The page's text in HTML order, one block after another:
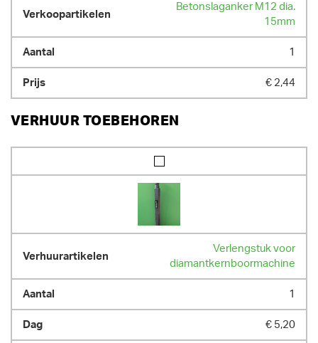
Betonslaganker M12 dia.
15mm
1
€ 2,44
VERHUUR TOEBEHOREN
Verlengstuk voor
diamantkernboormachine
1
€ 5,20